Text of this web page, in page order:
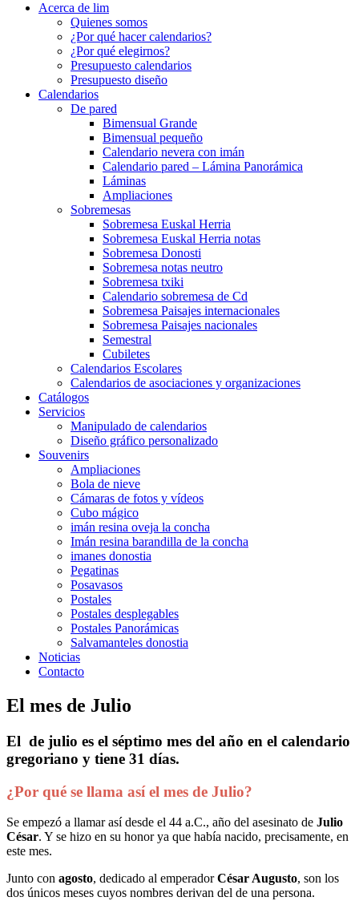
Acerca de lim
Quienes somos
¿Por qué hacer calendarios?
¿Por qué elegirnos?
Presupuesto calendarios
Presupuesto diseño
Calendarios
De pared
Bimensual Grande
Bimensual pequeño
Calendario nevera con imán
Calendario pared – Lámina Panorámica
Láminas
Ampliaciones
Sobremesas
Sobremesa Euskal Herria
Sobremesa Euskal Herria notas
Sobremesa Donosti
Sobremesa notas neutro
Sobremesa txiki
Calendario sobremesa de Cd
Sobremesa Paisajes internacionales
Sobremesa Paisajes nacionales
Semestral
Cubiletes
Calendarios Escolares
Calendarios de asociaciones y organizaciones
Catálogos
Servicios
Manipulado de calendarios
Diseño gráfico personalizado
Souvenirs
Ampliaciones
Bola de nieve
Cámaras de fotos y vídeos
Cubo mágico
imán resina oveja la concha
Imán resina barandilla de la concha
imanes donostia
Pegatinas
Posavasos
Postales
Postales desplegables
Postales Panorámicas
Salvamanteles donostia
Noticias
Contacto
El mes de Julio
El de julio es el séptimo mes del año en el calendario
gregoriano y tiene 31 días.
¿Por qué se llama así el mes de Julio?
Se empezó a llamar así desde el 44 a.C., año del asesinato de Julio
César. Y se hizo en su honor ya que había nacido, precisamente, en
este mes.
Junto con agosto, dedicado al emperadorCésar Augusto, son los
dos únicos meses cuyos nombres derivan del de una persona.